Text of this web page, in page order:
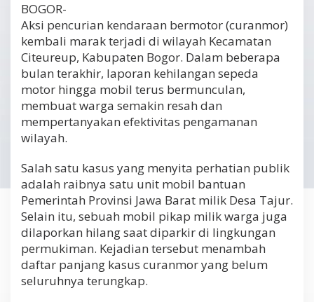
BOGOR-
Aksi pencurian kendaraan bermotor (curanmor)
kembali marak terjadi di wilayah Kecamatan
Citeureup, Kabupaten Bogor. Dalam beberapa
bulan terakhir, laporan kehilangan sepeda
motor hingga mobil terus bermunculan,
membuat warga semakin resah dan
mempertanyakan efektivitas pengamanan
wilayah.
Salah satu kasus yang menyita perhatian publik
adalah raibnya satu unit mobil bantuan
Pemerintah Provinsi Jawa Barat milik Desa Tajur.
Selain itu, sebuah mobil pikap milik warga juga
dilaporkan hilang saat diparkir di lingkungan
permukiman. Kejadian tersebut menambah
daftar panjang kasus curanmor yang belum
seluruhnya terungkap.